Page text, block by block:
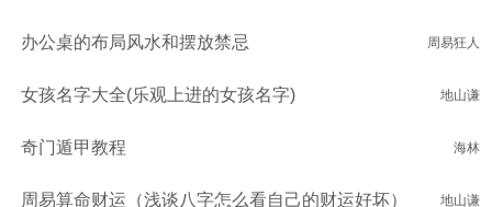
周易狂人
办公桌的布局风水和摆放禁忌
地山谦
女孩名字大全(乐观上进的女孩名字)
海林
奇门遁甲教程
地山谦
周易算命财运（浅谈八字怎么看自己的财运好坏）